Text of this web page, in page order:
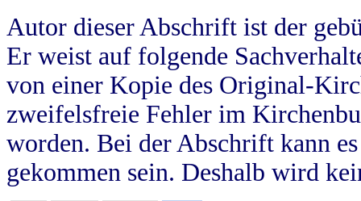
Autor dieser Abschrift ist der
Er weist auf folgende
von einer Kopie des Original-
zweifelsfreie Fehler im
worden. Bei der Abschrift kann
gekommen sein. Deshalb wird